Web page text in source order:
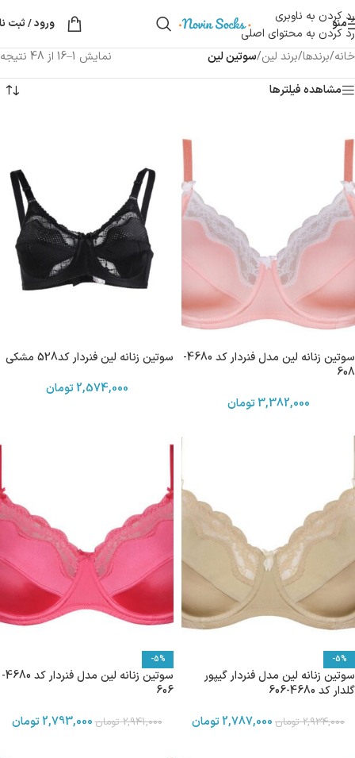
رد کردن به ناوبری
رد کردن به محتوای اصلی
منو ورود / ثبت
خانه/برندها/برند لین/سوتین لین
نمایش 1–16 از 48 نتیجه
مشاهده فیلترها
سوتین زنانه لین مدل فنردار کد 4680-
608
3,382,000 تومان
سوتین زنانه لین فنردار کد528 مشکی
2,574,000 تومان
-5%
سوتین زنانه لین مدل فنردار گیپور
گلدار کد 4680-606
2,934,000 تومان 2,787,000تومان
-5%
سوتین زنانه لین مدل فنردار کد 4680-
606
2,941,000 تومان2,793,000 تومان